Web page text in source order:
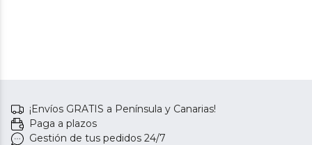
¡Envíos GRATIS a Península y Canarias!
Paga a plazos
Gestión de tus pedidos 24/7